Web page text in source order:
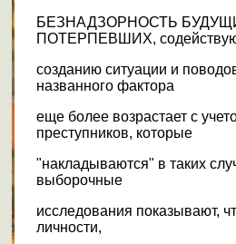
БЕЗНАДЗОРНОСТЬ
ПОТЕРПЕВШИХ,
созданию ситуации и
названного фактора
еще более возрастает с
преступников, которые
"накладываются" в таких
выборочные
исследования показывают,
личности,